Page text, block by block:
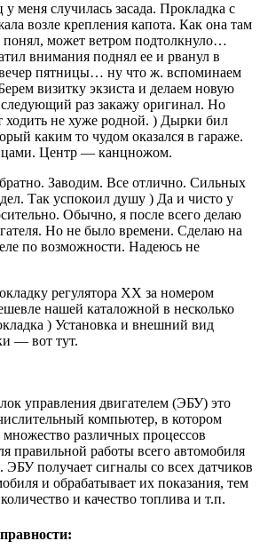
меня случилась засада. Прокладка с
возле крепления капота. Как она там
понял, может ветром подтолкнуло…
внимания поднял ее и рванул в
пятницы… ну что ж. вспоминаем
визитку экзиста и делаем новую
раз закажу оригинал. Но
ходить не хуже родной. ) Дырки бил
каким то чудом оказался в гараже.
Центр — канцножом.
Заводим. Все отлично. Сильных
Так успокоил душу ) Да и чисто у
Обычно, я после всего делаю
Но не было времени. Сделаю на
по возможности. Надеюсь не
регулятора ХХ за номером
нашей каталожной в несколько
) Установка и внешний вид
— вот тут.
управления двигателем (ЭБУ) это
компьютер, в котором
множество различных процессов
правильной работы всего автомобиля
ЭБУ получает сигналы со всех датчиков
и обрабатывает их показания, тем
и качество топлива и т.п.